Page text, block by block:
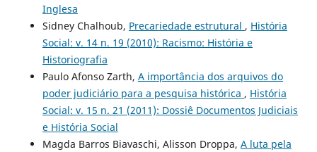
Inglesa
Sidney Chalhoub, Precariedade estrutural , História
Social: v. 14 n. 19 (2010): Racismo: História e
Historiografia
Paulo Afonso Zarth, A importância dos arquivos do
poder judiciário para a pesquisa histórica , História
Social: v. 15 n. 21 (2011): Dossiê Documentos Judiciais
e História Social
Magda Barros Biavaschi, Alisson Droppa, A luta pela